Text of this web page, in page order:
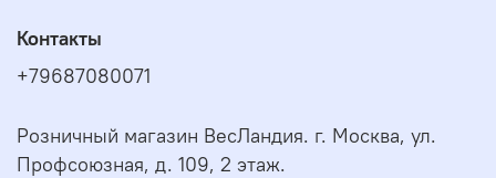
Контакты
+79687080071
Розничный магазин ВесЛандия. г. Москва, ул.
Профсоюзная, д. 109, 2 этаж.